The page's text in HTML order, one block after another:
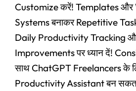
Customize करें! Templates
Systems बनाकर Repetitive
Daily Productivity Tracking
Improvements पर ध्यान दें!
साथ ChatGPT Freelancers के
Productivity Assistant बन